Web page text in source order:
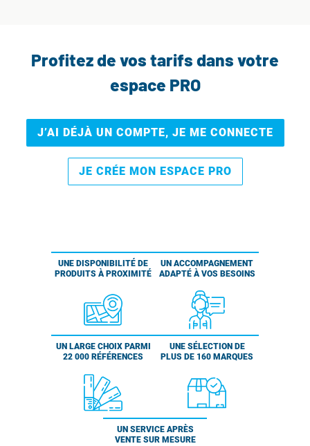
Profitez de vos tarifs dans votre
espace PRO
J’AI DÉJÀ UN COMPTE, JE ME CONNECTE
JE CRÉE MON ESPACE PRO
UNE DISPONIBILITÉ DE
PRODUITS À PROXIMITÉ
UN ACCOMPAGNEMENT
ADAPTÉ À VOS BESOINS
UN LARGE CHOIX PARMI
22 000 RÉFÉRENCES
UNE SÉLECTION DE
PLUS DE 160 MARQUES
UN SERVICE APRÈS
VENTE SUR MESURE